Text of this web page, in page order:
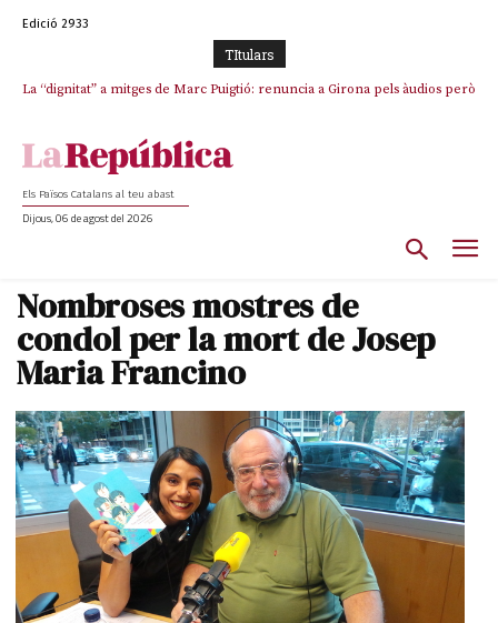
Edició 2933
TItulars
La “dignitat” a mitges de Marc Puigtió: renuncia a Girona pels àudios però
Els Països Catalans al teu abast
Dijous, 06 de agost del 2026
Nombroses mostres de
condol per la mort de Josep
Maria Francino